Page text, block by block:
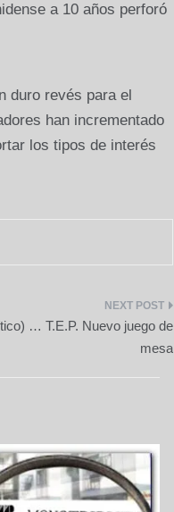
a 10 años perforó
duro revés para el
han incrementado
los tipos de interés
… T.E.P. Nuevo juego de
mesa